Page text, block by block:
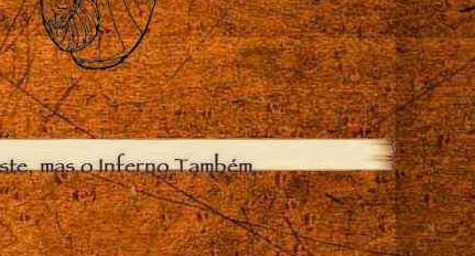
mas o Inferno Também